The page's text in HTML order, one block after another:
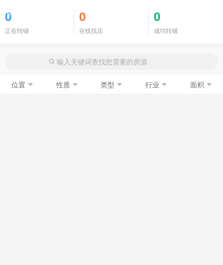
0
正在转铺
0
在线找店
0
成功转铺
位置 性质 类型 行业 面积